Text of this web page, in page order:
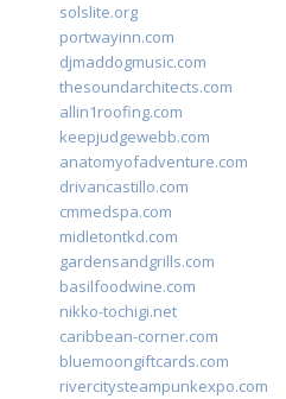
solslite.org
portwayinn.com
djmaddogmusic.com
thesoundarchitects.com
allin1roofing.com
keepjudgewebb.com
anatomyofadventure.com
drivancastillo.com
cmmedspa.com
midletontkd.com
gardensandgrills.com
basilfoodwine.com
nikko-tochigi.net
caribbean-corner.com
bluemoongiftcards.com
rivercitysteampunkexpo.com